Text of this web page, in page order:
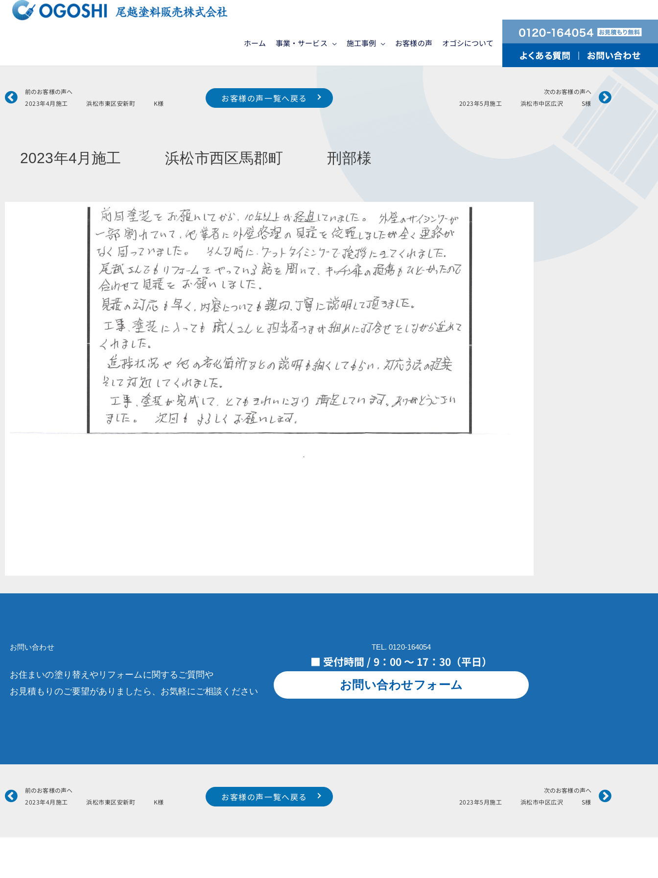
ッ
ホーム 事業・サービス 施工事例 お客様の声 オゴシについて
Prev
前のお客様の声へ
2023年4月施工 浜松市東区安新町 K様
次のお客様の声へ
2023年5月施工 浜松市中区広沢 S様
Next
お客様の声一覧へ戻る
2023年4月施工 浜松市西区馬郡町 刑部様
お問い合わせ
お住まいの塗り替えやリフォームに関するご質問や
お見積もりのご要望がありましたら、お気軽にご相談ください
TEL. 0120-164054
■ 受付時間 / 9：00 ～ 17：30（平日）
お問い合わせフォーム
Prev
前のお客様の声へ
2023年4月施工 浜松市東区安新町 K様
次のお客様の声へ
2023年5月施工 浜松市中区広沢 S様
Next
お客様の声一覧へ戻る